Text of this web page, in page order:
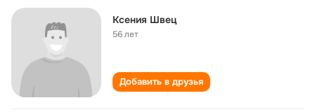
Ксения Швец
56 лет
Добавить в друзья